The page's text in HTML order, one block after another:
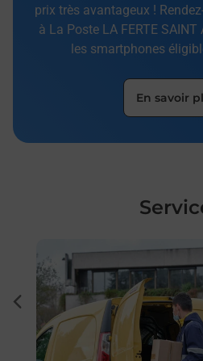
prix très avantageux !
à La Poste LA FERTE
les smartphones
En savoir
La
En savoir plus